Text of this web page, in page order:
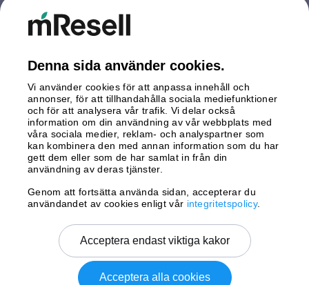
Storbritannien
Tyskland
Österrike
Betalningar
Leverans av
Denna sida använder cookies.
Vi använder cookies för att anpassa innehåll och
annonser, för att tillhandahålla sociala mediefunktioner
och för att analysera vår trafik. Vi delar också
information om din användning av vår webbplats med
våra sociala medier, reklam- och analyspartner som
kan kombinera den med annan information som du har
gett dem eller som de har samlat in från din
användning av deras tjänster.
Genom att fortsätta använda sidan, accepterar du
användandet av cookies enligt vår integritetspolicy.
Acceptera endast viktiga kakor
Acceptera alla cookies